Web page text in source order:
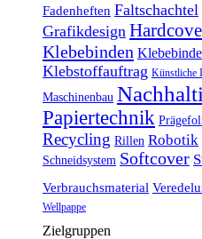
Fadenheften Faltschachtel
Grafikdesign
Klebebinden
Klebstoffauftrag Künstliche
Maschinenbau
Papiertechnik
Recycling Rillen Robotik
Schneidsystem Softcover
Verbrauchsmaterial
Wellpappe
Zielgruppen